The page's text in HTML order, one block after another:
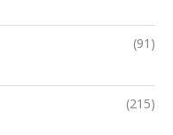
(91)
(215)